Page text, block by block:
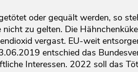
oder gequält werden, so
nicht zu gelten. Die
vergast. EU-weit
entschied das
Interessen. 2022 soll das